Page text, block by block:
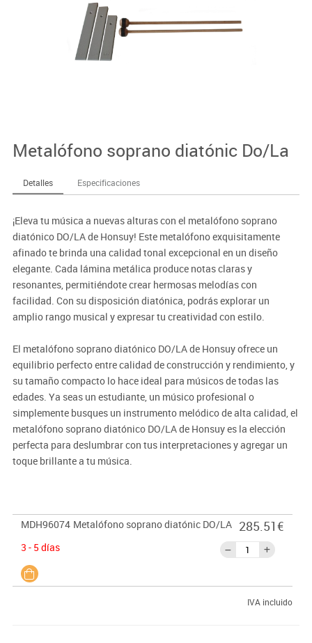
Metalófono soprano diatónic Do/La
Detalles Especificaciones
¡Eleva tu música a nuevas alturas con el metalófono soprano
diatónico DO/LA de Honsuy! Este metalófono exquisitamente
afinado te brinda una calidad tonal excepcional en un diseño
elegante. Cada lámina metálica produce notas claras y
resonantes, permitiéndote crear hermosas melodías con
facilidad. Con su disposición diatónica, podrás explorar un
amplio rango musical y expresar tu creatividad con estilo.
El metalófono soprano diatónico DO/LA de Honsuy ofrece un
equilibrio perfecto entre calidad de construcción y rendimiento, y
su tamaño compacto lo hace ideal para músicos de todas las
edades. Ya seas un estudiante, un músico profesional o
simplemente busques un instrumento melódico de alta calidad, el
metalófono soprano diatónico DO/LA de Honsuy es la elección
perfecta para deslumbrar con tus interpretaciones y agregar un
toque brillante a tu música.
MDH96074 Metalófono soprano diatónic DO/LA
3 - 5 días
285.51€
IVA incluido